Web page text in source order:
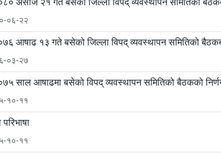
०६-२२
आषाढ १३ गते बसेको जिल्ला विपद् व्यवस्थापन समितिको
०३-२७
साल आषाढमा बसेको विपद् व्यवस्थापन समितिको बैठकको
१०-११
१०-११